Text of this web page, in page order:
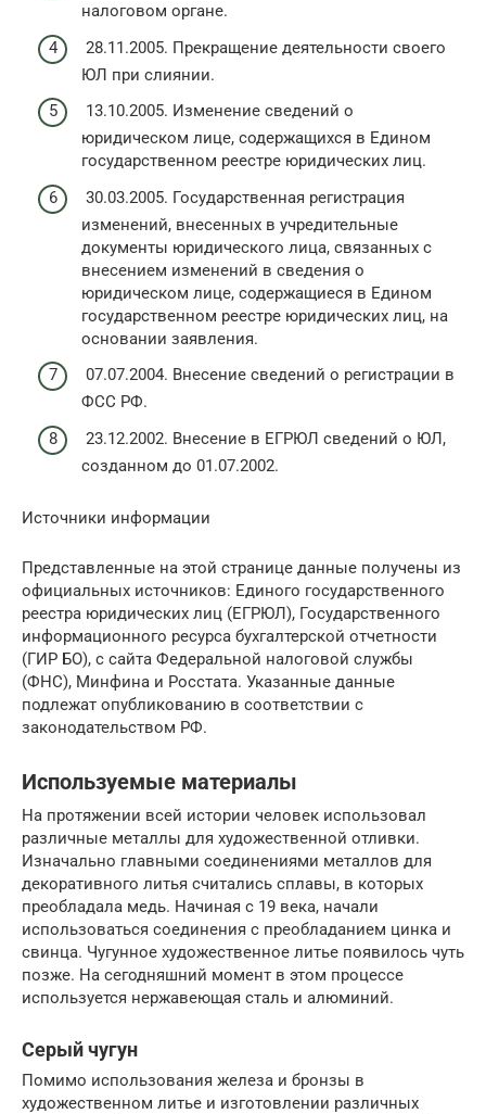
налоговом органе.
28.11.2005. Прекращение деятельности своего
ЮЛ при слиянии.
13.10.2005. Изменение сведений о
юридическом лице, содержащихся в Едином
государственном реестре юридических лиц.
30.03.2005. Государственная регистрация
изменений, внесенных в учредительные
документы юридического лица, связанных с
внесением изменений в сведения о
юридическом лице, содержащиеся в Едином
государственном реестре юридических лиц, на
основании заявления.
07.07.2004. Внесение сведений о регистрации в
ФСС РФ.
23.12.2002. Внесение в ЕГРЮЛ сведений о ЮЛ,
созданном до 01.07.2002.
Источники информации
Представленные на этой странице данные получены из
официальных источников: Единого государственного
реестра юридических лиц (ЕГРЮЛ), Государственного
информационного ресурса бухгалтерской отчетности
(ГИР БО), с сайта Федеральной налоговой службы
(ФНС), Минфина и Росстата. Указанные данные
подлежат опубликованию в соответствии с
законодательством РФ.
Используемые материалы
На протяжении всей истории человек использовал
различные металлы для художественной отливки.
Изначально главными соединениями металлов для
декоративного литья считались сплавы, в которых
преобладала медь. Начиная с 19 века, начали
использоваться соединения с преобладанием цинка и
свинца. Чугунное художественное литье появилось чуть
позже. На сегодняшний момент в этом процессе
используется нержавеющая сталь и алюминий.
Серый чугун
Помимо использования железа и бронзы в
художественном литье и изготовлении различных